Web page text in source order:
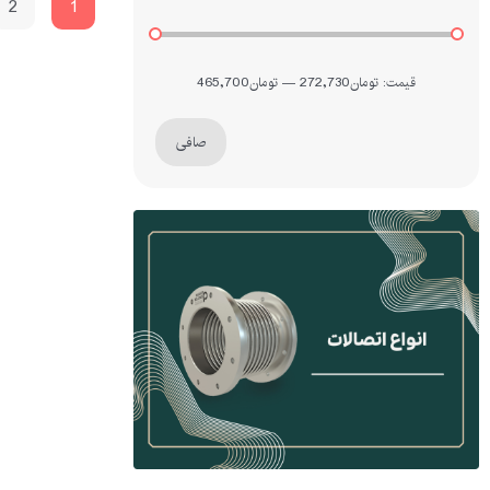
صافی
قيمت: تومان272,730 — تومان465,700
1
2